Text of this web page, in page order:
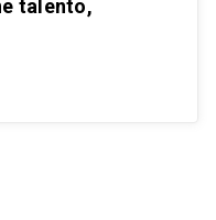
talento,